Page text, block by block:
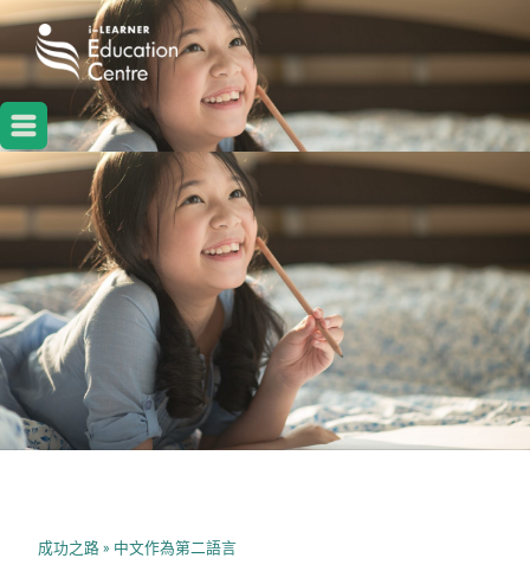
成功之路» 中文作為第二語言